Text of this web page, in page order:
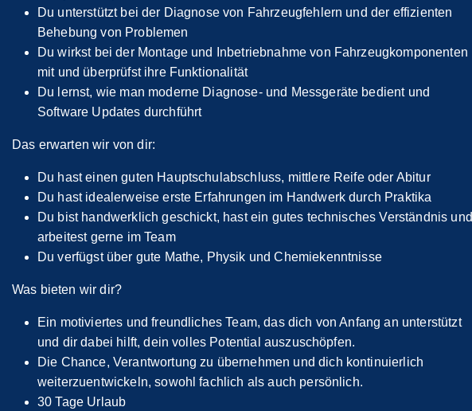
Du unterstützt bei der Diagnose von Fahrzeugfehlern und der effizienten
Behebung von Problemen
Du wirkst bei der Montage und Inbetriebnahme von Fahrzeugkomponenten
mit und überprüfst ihre Funktionalität
Du lernst, wie man moderne Diagnose- und Messgeräte bedient und
Software Updates durchführt
Das erwarten wir von dir:
Du hast einen guten Hauptschulabschluss, mittlere Reife oder Abitur
Du hast idealerweise erste Erfahrungen im Handwerk durch Praktika
Du bist handwerklich geschickt, hast ein gutes technisches Verständnis und
arbeitest gerne im Team
Du verfügst über gute Mathe, Physik und Chemiekenntnisse
Was bieten wir dir?
Ein motiviertes und freundliches Team, das dich von Anfang an unterstützt
und dir dabei hilft, dein volles Potential auszuschöpfen.
Die Chance, Verantwortung zu übernehmen und dich kontinuierlich
weiterzuentwickeln, sowohl fachlich als auch persönlich.
30 Tage Urlaub